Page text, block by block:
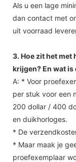
Als u een lage
dan contact met
uit voorraad
3. Hoe zit het met
krijgen? En wat
A: * Voor
per stuk voor een
200 dollar / 400
en duikhorloges.
* De
* Maar maak je
proefexemplaar